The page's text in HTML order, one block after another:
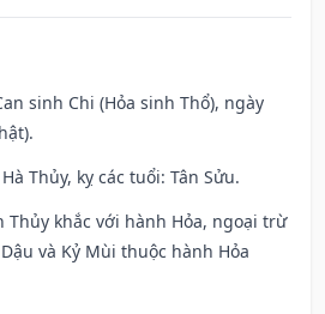
sinh Chi (Hỏa sinh Thổ), ngày
Thủy, kỵ các tuổi: Tân Sửu.
Thủy khắc với hành Hỏa, ngoại trừ
và Kỷ Mùi thuộc hành Hỏa